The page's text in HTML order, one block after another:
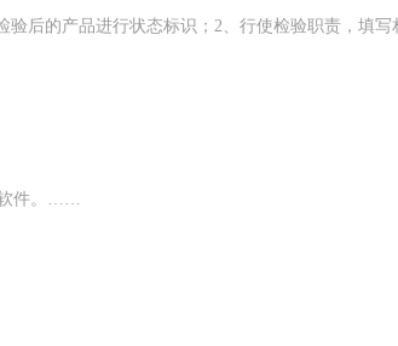
验后的产品进行状态标识；2、行使检验职责，填
件。……